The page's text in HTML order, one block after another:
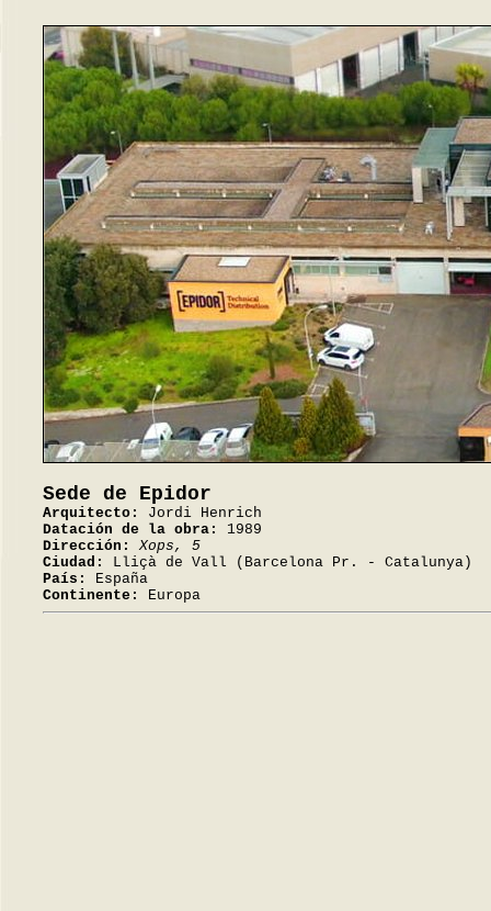
Sede de Epidor
Arquitecto:
Jordi Henrich
Datación de la obra:
1989
Dirección:
Xops, 5
Ciudad:
Lliçà de Vall (Barcelona Pr. - Catalunya)
País:
España
Continente:
Europa